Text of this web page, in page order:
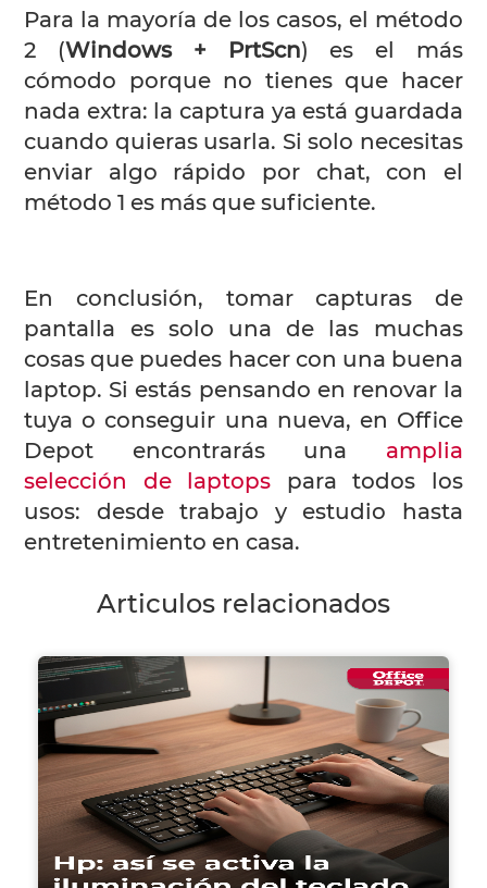
Para la mayoría de los casos, el método
2 (Windows + PrtScn) es el más
cómodo porque no tienes que hacer
nada extra: la captura ya está guardada
cuando quieras usarla. Si solo necesitas
enviar algo rápido por chat, con el
método 1 es más que suficiente.
En conclusión, tomar capturas de
pantalla es solo una de las muchas
cosas que puedes hacer con una buena
laptop. Si estás pensando en renovar la
tuya o conseguir una nueva, en Office
Depot encontrarás una amplia
selección de laptops para todos los
usos: desde trabajo y estudio hasta
entretenimiento en casa.
Articulos relacionados